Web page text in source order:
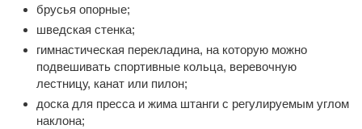
брусья опорные;
шведская стенка;
гимнастическая перекладина, на которую можно
подвешивать спортивные кольца, веревочную
лестницу, канат или пилон;
доска для пресса и жима штанги с регулируемым углом
наклона;